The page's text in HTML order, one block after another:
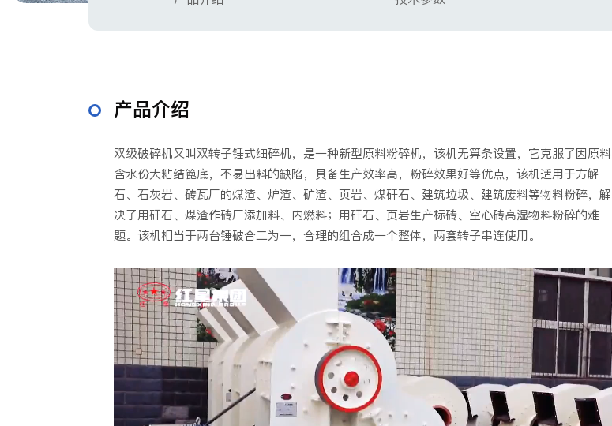
产品介绍
双级破碎机又叫双转子锤式细碎机，是一种新型原料粉碎机，该机无箅条设置，它克服了因原料
含水份大粘结篦底，不易出料的缺陷，具备生产效率高，粉碎效果好等优点，该机适用于方解
石、石灰岩、砖瓦厂的煤渣、炉渣、矿渣、页岩、煤矸石、建筑垃圾、建筑废料等物料粉碎，解
决了用矸石、煤渣作砖厂添加料、内燃料；用矸石、页岩生产标砖、空心砖高湿物料粉碎的难
题。该机相当于两台锤破合二为一，合理的组合成一个整体，两套转子串连使用。